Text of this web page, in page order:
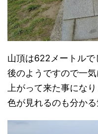
山頂は622メートルで
後のようですので一
上がって来た事にな
色が見れるのも分かる